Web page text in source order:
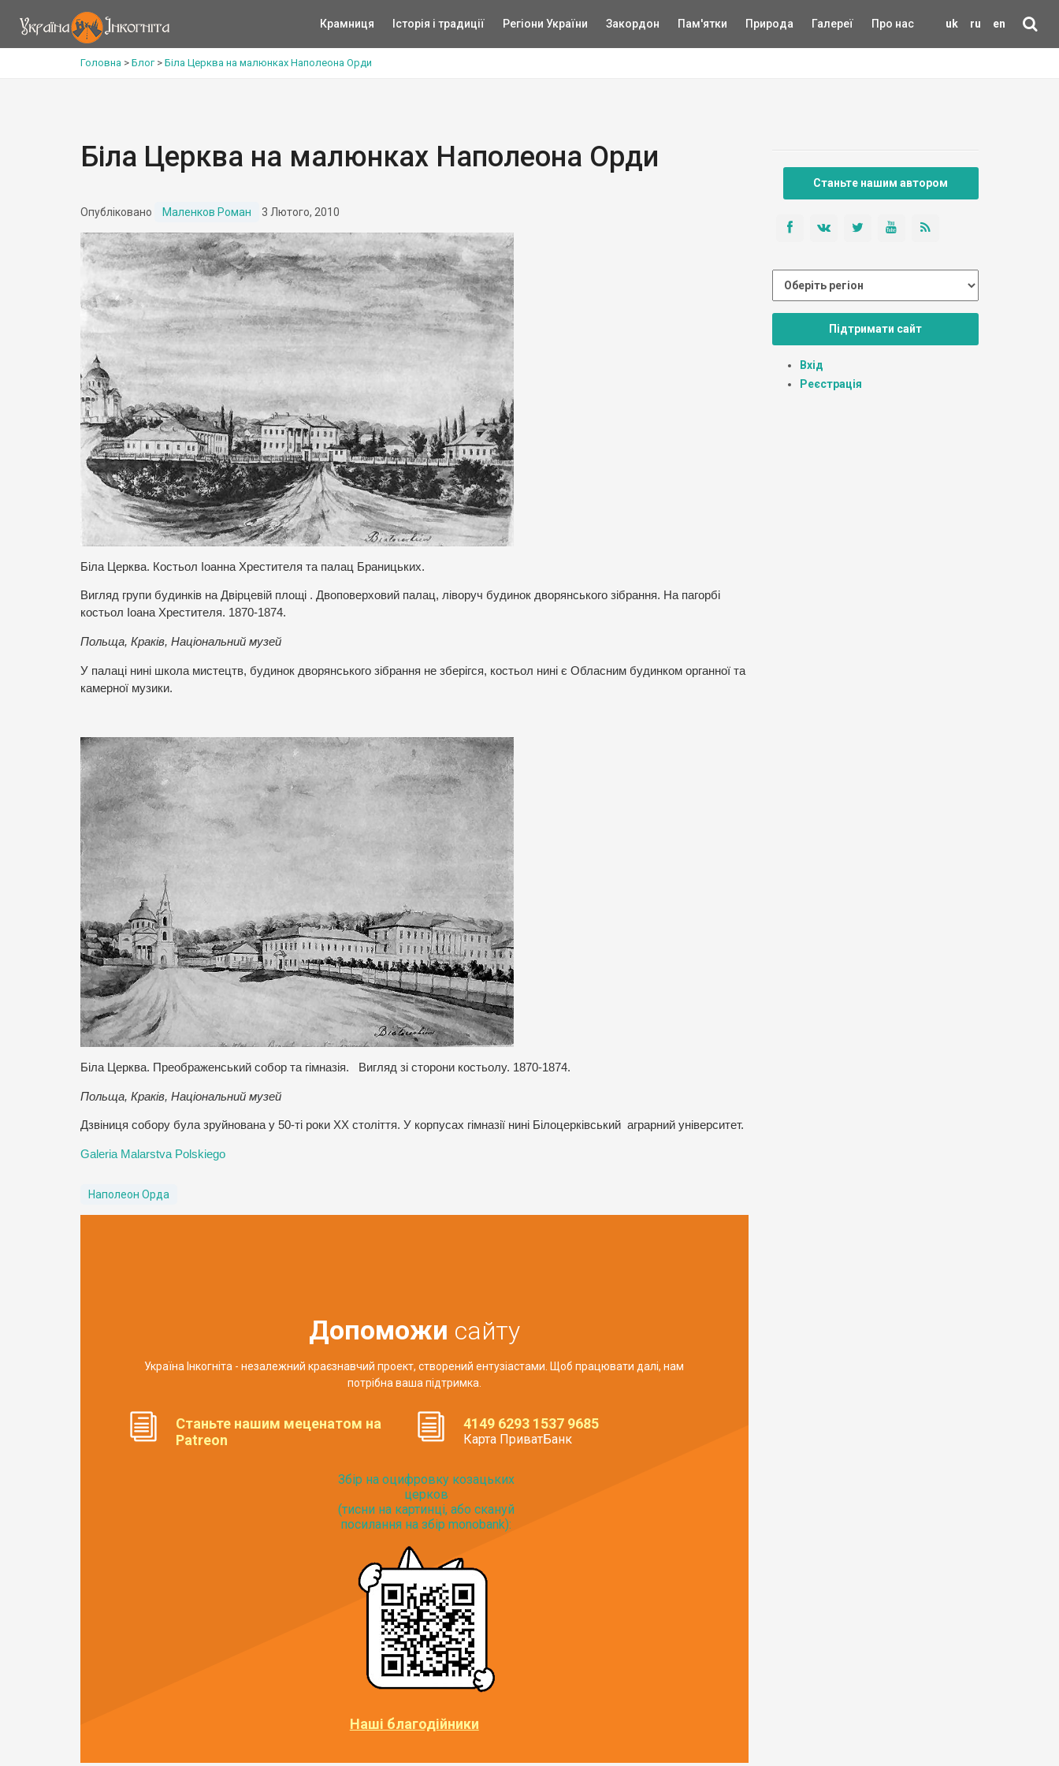
uk ru en
Крамниця Історія і традиції Регіони України Закордон Пам'ятки Природа Галереї Про нас
Головна > Блог> Біла Церква на малюнках Наполеона Орди
Біла Церква на малюнках Наполеона Орди
Опубліковано Маленков Роман 3 Лютого, 2010
Біла Церква. Костьол Іоанна Хрестителя та палац Браницьких.
Вигляд групи будинків на Двірцевій площі . Двоповерховий палац, ліворуч будинок дворянського зібрання. На пагорбі
костьол Іоана Хрестителя. 1870-1874.
Польща, Краків, Національний музей
У палаці нині школа мистецтв, будинок дворянського зібрання не зберігся, костьол нині є Обласним будинком органної та
камерної музики.
Біла Церква. Преображенський собор та гімназія. Вигляд зі сторони костьолу. 1870-1874.
Польща, Краків, Національний музей
Дзвіниця собору була зруйнована у 50-ті роки ХХ століття. У корпусах гімназії нині Білоцерківський аграрний університет.
Galeria Malarstva Polskiego
Наполеон Орда
Допоможи сайту
Україна Інкогніта - незалежний краєзнавчий проект, створений ентузіастами. Щоб працювати далі, нам
потрібна ваша підтримка.
Станьте нашим меценатом на
Patreon
4149 6293 1537 9685
Карта ПриватБанк
Збір на оцифровку козацьких
церков
(тисни на картинці, або скануй
посилання на збір monobank):
Наші благодійники
Станьте нашим автором
Підтримати сайт
Вхід
Реєстрація